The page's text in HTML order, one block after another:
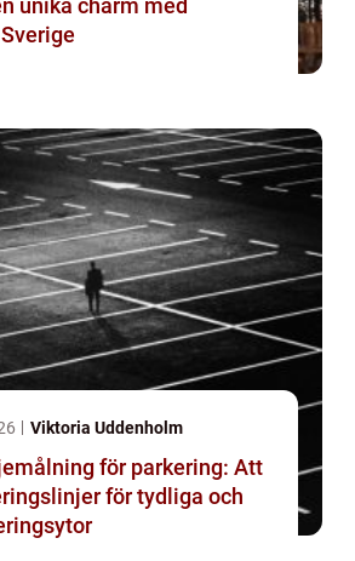
unika charm med
Viktoria Uddenholm
för parkering: Att
för tydliga och